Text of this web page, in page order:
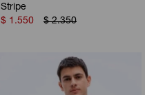
Stripe
$ 1.550 $ 2.350